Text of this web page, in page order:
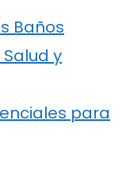
Baños
y
para